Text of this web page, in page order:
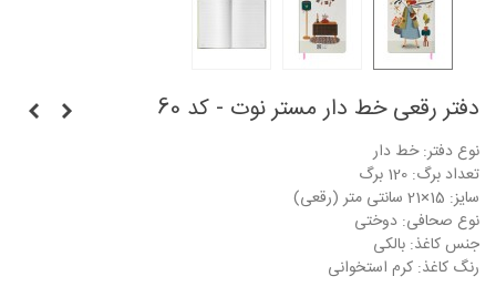
دفتر رقعی خط دار مستر نوت - کد 60
نوع دفتر: خط دار
تعداد برگ: 120 برگ
سایز: 15×21 سانتی متر (رقعی)
نوع صحافی: دوختی
جنس کاغذ: بالکی
رنگ کاغذ: کرم استخوانی